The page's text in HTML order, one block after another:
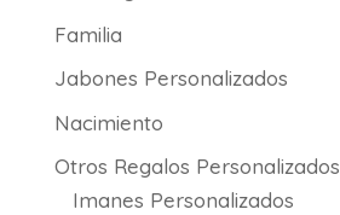
Familia
Jabones Personalizados
Nacimiento
Otros Regalos Personalizados
Imanes Personalizados